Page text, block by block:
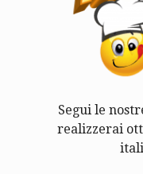
Segui le
realizzerai